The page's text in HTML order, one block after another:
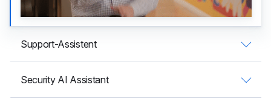
Support-Assistent
Security AI Assistant